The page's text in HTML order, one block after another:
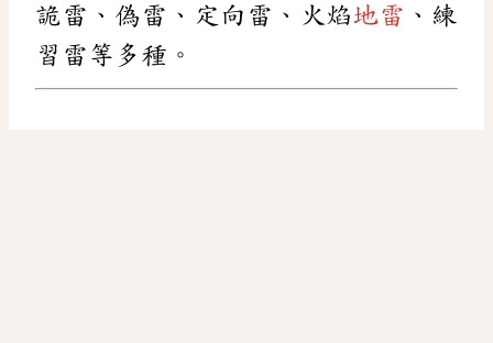
詭雷、偽雷、定向雷、火焰地雷 、練
習雷等多種。